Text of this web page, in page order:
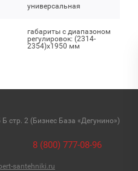
универсальная
габариты с диапазоном
регулировок: (2314-
2354)x1950 мм
стр. 2 (Бизнес База «Дегунино»)
8 (800) 777-08-96
santehniki.ru